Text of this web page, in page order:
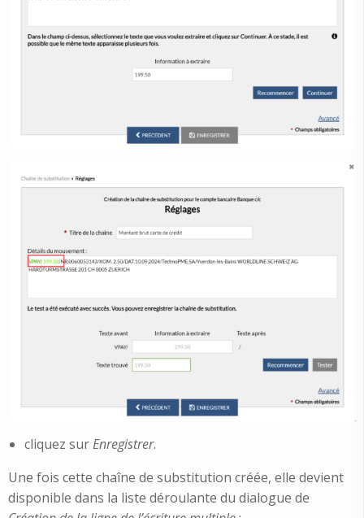
cliquez surEnregistrer.
Une fois cette chaîne de substitution créée, elle devient
disponible dans la liste déroulante du dialogue de